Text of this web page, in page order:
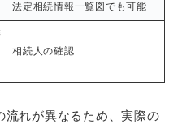
法定相続情報一覧図でも可能
相続人の確認
流れが異なるため、実際の